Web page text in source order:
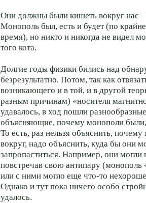
Они должны были кишеть вокруг нас –
Монополь был, есть и будет (по
время), но никто и никогда не видел
того кота.
Долгие годы физики бились над
безрезультатно. Потом, так как
возникающего и в той, и в другой
разным причинам) «носителя
удавалось, в ход пошли
объясняющие, почему монополи
То есть, раз нельзя объяснить,
вокруг, надо объяснить, куда бы они
запропаститься. Например, они могли
повстречав свою антипару (монополь
или с ними могло еще что-то
Однако и тут пока ничего особо
удалось.